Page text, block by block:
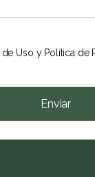
Uso y Política de
Enviar